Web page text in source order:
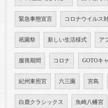
緊急事態宣言 コロナウイルス
祇園祭 新しい生活様式 ア
服喪期間 コロナ GOTOキ
紀州東照宮 六三園 宮島
白鹿クラシックス 魚崎八幡宮